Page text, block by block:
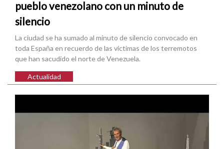
pueblo venezolano con un minuto de
silencio
La ciudad se ha sumado al minuto de silencio convocado en
toda España en recuerdo de las víctimas de los terremotos
que han sacudido el norte de Venezuela.
Actualidad